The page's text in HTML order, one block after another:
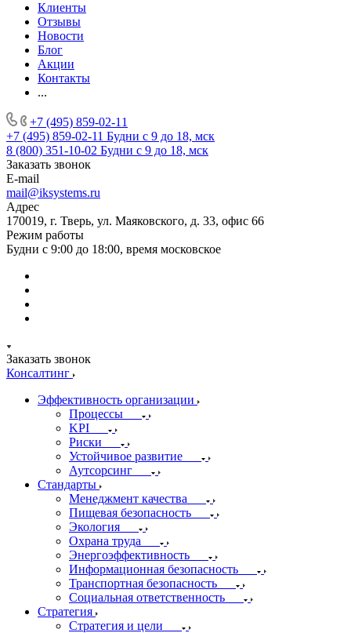
Клиенты
Отзывы
Новости
Блог
Акции
Контакты
...
+7 (495) 859-02-11
+7 (495) 859-02-11 Будни с 9 до 18, мск
8 (800) 351-10-02 Будни с 9 до 18, мск
Заказать звонок
E-mail
mail@iksystems.ru
Адрес
170019, г. Тверь, ул. Маяковского, д. 33, офис 66
Режим работы
Будни с 9:00 до 18:00, время московское
Заказать звонок
Консалтинг
Эффективность организации
Процессы
KPI
Риски
Устойчивое развитие
Аутсорсинг
Стандарты
Менеджмент качества
Пищевая безопасность
Экология
Охрана труда
Энергоэффективность
Информационная безопасность
Транспортная безопасность
Социальная ответственность
Стратегия
Стратегия и цели